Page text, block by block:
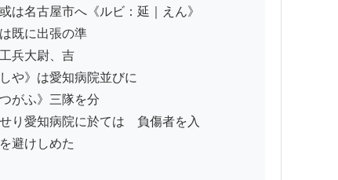
名古屋市へ《ルビ：延｜えん》
既に出張の準
兵大尉、吉
や》は愛知病院並びに
がふ》三隊を分
り愛知病院に於ては　負傷者を入
避けしめた